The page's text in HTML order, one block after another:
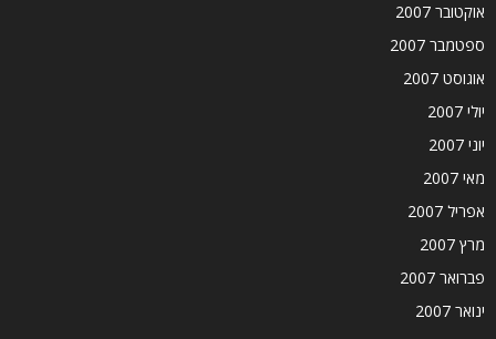
אוקטובר 2007
ספטמבר 2007
אוגוסט 2007
יולי 2007
יוני 2007
מאי 2007
אפריל 2007
מרץ 2007
פברואר 2007
ינואר 2007